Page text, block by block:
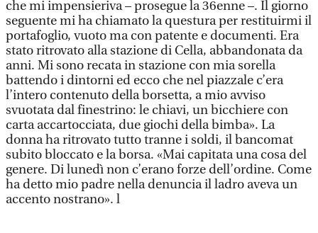
che mi impensieriva – prosegue la 36enne –. Il giorno
seguente mi ha chiamato la questura per restituirmi il
portafoglio, vuoto ma con patente e documenti. Era
stato ritrovato alla stazione di Cella, abbandonata da
anni. Mi sono recata in stazione con mia sorella
battendo i dintorni ed ecco che nel piazzale c’era
l’intero contenuto della borsetta, a mio avviso
svuotata dal finestrino: le chiavi, un bicchiere con
carta accartocciata, due giochi della bimba». La
donna ha ritrovato tutto tranne i soldi, il bancomat
subito bloccato e la borsa. «Mai capitata una cosa del
genere. Di lunedì non c’erano forze dell’ordine. Come
ha detto mio padre nella denuncia il ladro aveva un
accento nostrano». l